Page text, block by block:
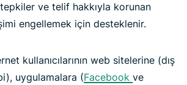
ve telif hakkıyla korunan
engellemek için desteklenir.
kullanıcılarının web sitelerine (dış
uygulamalara (Facebook ve